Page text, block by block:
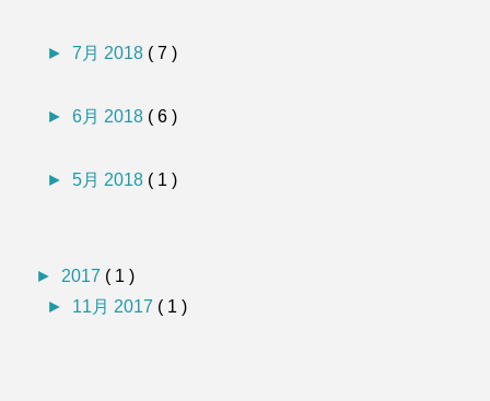
►7月 2018 ( 7 )
►6月 2018 ( 6 )
►5月 2018 ( 1 )
► 2017 ( 1 )
► 11月 2017 ( 1 )